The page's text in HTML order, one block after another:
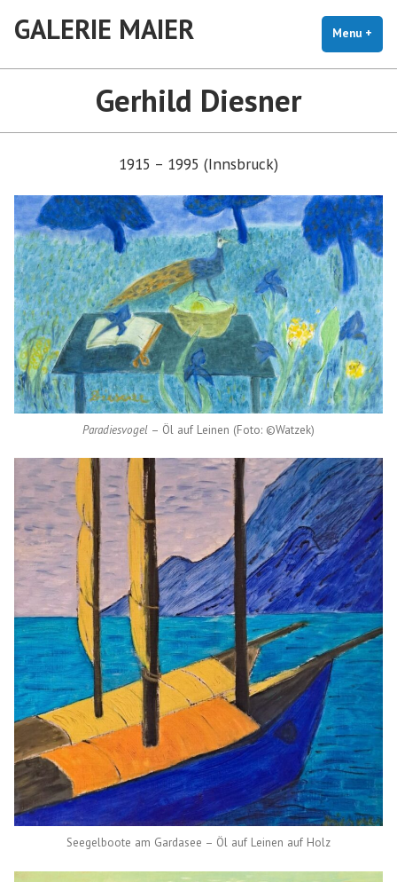
GALERIE MAIER Menu +
Gerhild Diesner
1915 – 1995 (Innsbruck)
Paradiesvogel – Öl auf Leinen (Foto: ©Watzek)
Seegelboote am Gardasee – Öl auf Leinen auf Holz